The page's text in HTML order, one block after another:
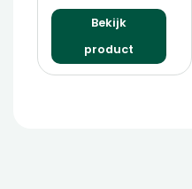
Bekijk
product